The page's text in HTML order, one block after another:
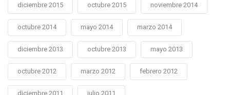
diciembre 2015 octubre 2015 noviembre 2014
octubre 2014 mayo 2014 marzo 2014
diciembre 2013 octubre 2013 mayo 2013
octubre 2012 marzo 2012 febrero 2012
diciembre 2011 julio 2011